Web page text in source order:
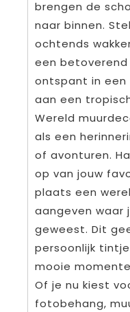
brengen de
naar binnen.
ochtends
een
ontspant in een
aan een
Wereld
als een
of avonturen.
op van jouw
plaats een
aangeven waar
geweest. Dit
persoonlijk
mooie
Of je nu kiest
fotobehang,